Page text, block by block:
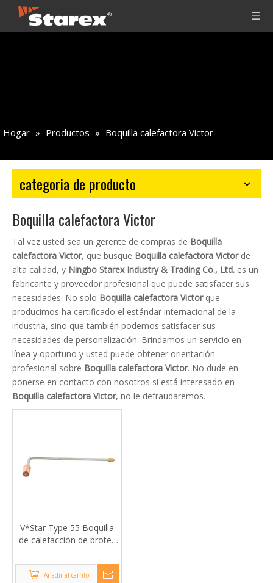
Hogar » Productos » Boquilla calefactora Victor
categoria de producto
Boquilla calefactora Victor
Tal vez usted sea un gerente de compras de Boquilla
calefactora Victor, que busque Boquilla calefactora Victorde
alta calidad, y Ningbo Starex Industry & Trading Co., Ltd. es un
fabricante y proveedor profesional que puede satisfacer sus
necesidades. No solo Boquilla calefactora Victorque
producimos ha certificado el estándar internacional de la
industria, sino que también podemos satisfacer sus
necesidades de personalización. Brindamos un servicio en
línea y oportuno y usted puede obtener orientación
profesional sobre Boquilla calefactora Victor. No dude en
ponerse en contacto con nosotros si está interesado en
Boquilla calefactora Victor, no le defraudaremos.
V*Star Type 55 Boquilla
de calefacción de brotes
propano, butano,
propileno
Añadir al carrito